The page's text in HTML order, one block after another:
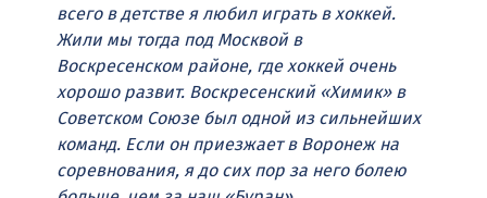
всего в детстве я любил играть в хоккей.
Жили мы тогда под Москвой в
Воскресенском районе, где хоккей очень
хорошо развит. Воскресенский «Химик» в
Советском Союзе был одной из сильнейших
команд. Если он приезжает в Воронеж на
соревнования, я до сих пор за него болею